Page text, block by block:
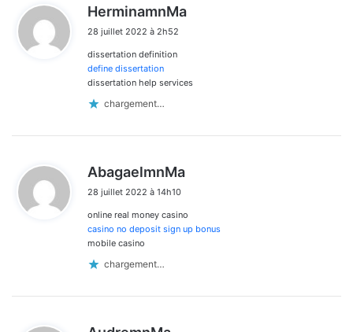
HerminamnMa
28 juillet 2022 à 2h52
dissertation definition
define dissertation
dissertation help services
chargement…
AbagaelmnMa
:
28 juillet 2022 à 14h10
online real money casino
casino no deposit sign up bonus
mobile casino
chargement…